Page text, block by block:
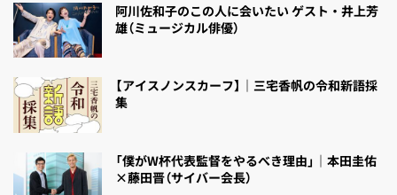
阿川佐和子のこの人に会いたい ゲスト・井上芳
雄（ミュージカル俳優）
【アイスノンスカーフ】｜三宅香帆の令和新語採
集
「僕がW杯代表監督をやるべき理由」｜本田圭佑
×藤田晋（サイバー会長）